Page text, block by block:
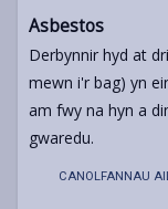
Asbestos
Derbynnir hyd at
mewn i'r bag) yn
am fwy na hyn a
gwaredu.
CANOLFANNAU